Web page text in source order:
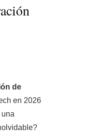
de
en 2026